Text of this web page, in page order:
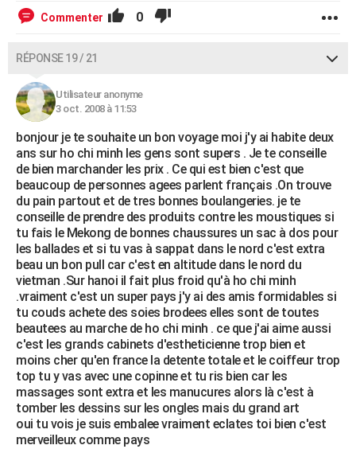
Commenter 0
RÉPONSE 19 / 21
Utilisateur anonyme
3 oct. 2008 à 11:53
bonjour je te souhaite un bon voyage moi j'y ai habite deux
ans sur ho chi minh les gens sont supers . Je te conseille
de bien marchander les prix . Ce qui est bien c'est que
beaucoup de personnes agees parlent français .On trouve
du pain partout et de tres bonnes boulangeries. je te
conseille de prendre des produits contre les moustiques si
tu fais le Mekong de bonnes chaussures un sac à dos pour
les ballades et si tu vas à sappat dans le nord c'est extra
beau un bon pull car c'est en altitude dans le nord du
vietman .Sur hanoi il fait plus froid qu'à ho chi minh
.vraiment c'est un super pays j'y ai des amis formidables si
tu couds achete des soies brodees elles sont de toutes
beautees au marche de ho chi minh . ce que j'ai aime aussi
c'est les grands cabinets d'estheticienne trop bien et
moins cher qu'en france la detente totale et le coiffeur trop
top tu y vas avec une copinne et tu ris bien car les
massages sont extra et les manucures alors là c'est à
tomber les dessins sur les ongles mais du grand art
oui tu vois je suis embalee vraiment eclates toi bien c'est
merveilleux comme pays